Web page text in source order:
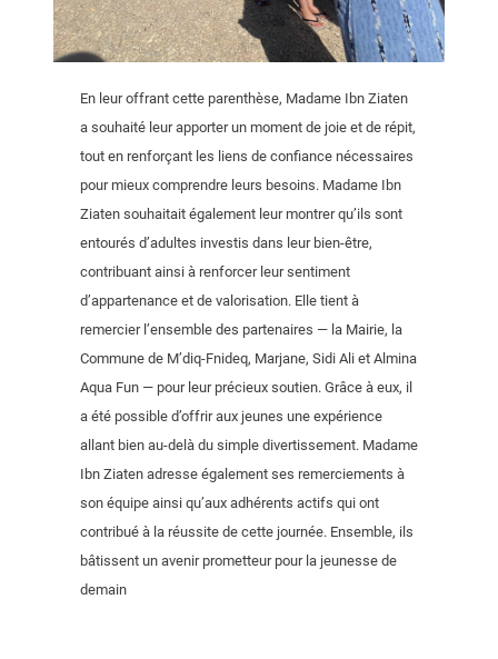
En leur offrant cette parenthèse, Madame Ibn Ziaten
a souhaité leur apporter un moment de joie et de répit,
tout en renforçant les liens de confiance nécessaires
pour mieux comprendre leurs besoins. Madame Ibn
Ziaten souhaitait également leur montrer qu’ils sont
entourés d’adultes investis dans leur bien-être,
contribuant ainsi à renforcer leur sentiment
d’appartenance et de valorisation. Elle tient à
remercier l’ensemble des partenaires — la Mairie, la
Commune de M’diq-Fnideq, Marjane, Sidi Ali et Almina
Aqua Fun — pour leur précieux soutien. Grâce à eux, il
a été possible d’offrir aux jeunes une expérience
allant bien au-delà du simple divertissement. Madame
Ibn Ziaten adresse également ses remerciements à
son équipe ainsi qu’aux adhérents actifs qui ont
contribué à la réussite de cette journée. Ensemble, ils
bâtissent un avenir prometteur pour la jeunesse de
demain